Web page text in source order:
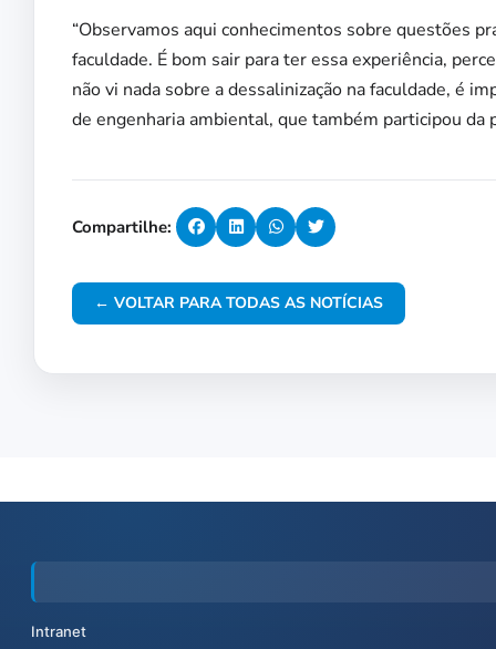
“Observamos aqui conhecimentos sobre questões
faculdade. É bom sair para ter essa experiência,
não vi nada sobre a dessalinização na faculdade, é
de engenharia ambiental, que também participou da
Compartilhe:
← VOLTAR PARA TODAS AS NOTÍCIAS
Intranet